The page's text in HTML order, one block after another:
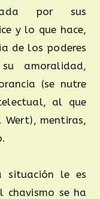
por sus
y lo que hace,
de los poderes
amoralidad,
(se nutre
al que
Wert), mentiras,
situación le es
chavismo se ha